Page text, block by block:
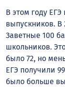
В этом году
выпускников.
Заветные 100
школьников.
было 72, но
ЕГЭ получили
было больше